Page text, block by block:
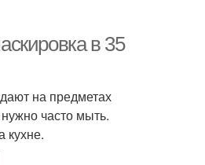
в 35
на предметах
часто мыть.
кухне.